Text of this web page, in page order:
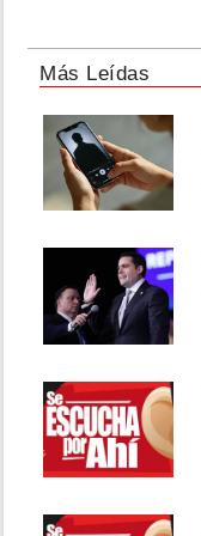
Más Leídas